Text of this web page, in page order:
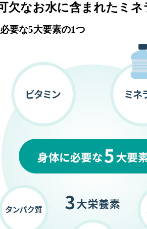
欠なお水に含まれたミネ
要な5大要素の1つ